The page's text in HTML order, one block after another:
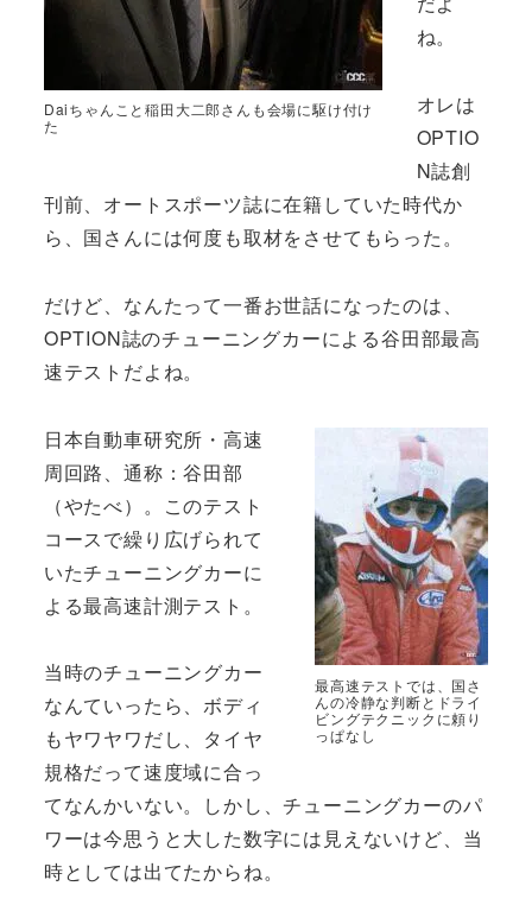
Daiちゃんこと稲田大二郎さんも会場に駆け付け
た
ね。
オレは
OPTIO
N誌創
刊前、オートスポーツ誌に在籍していた時代か
ら、国さんには何度も取材をさせてもらった。
だけど、なんたって一番お世話になったのは、
OPTION誌のチューニングカーによる谷田部最高
速テストだよね。
最高速テストでは、国さ
んの冷静な判断とドライ
ビングテクニックに頼り
っぱなし
日本自動車研究所・高速
周回路、通称：谷田部
（やたべ）。このテスト
コースで繰り広げられて
いたチューニングカーに
よる最高速計測テスト。
当時のチューニングカー
なんていったら、ボディ
もヤワヤワだし、タイヤ
規格だって速度域に合っ
てなんかいない。しかし、チューニングカーのパ
ワーは今思うと大した数字には見えないけど、当
時としては出てたからね。